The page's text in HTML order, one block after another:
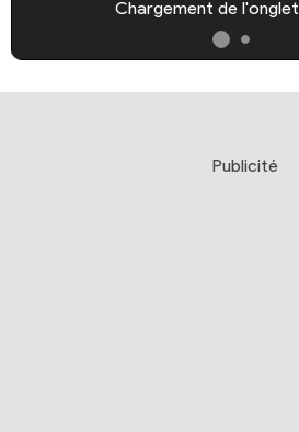
Chargement de l'onglet
Publicité